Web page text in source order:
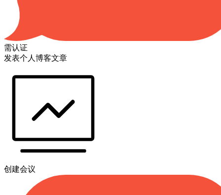
需认证
发表个人博客文章
创建会议